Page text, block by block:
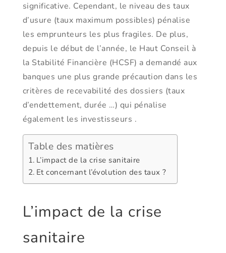
significative. Cependant, le niveau des taux
d’usure (taux maximum possibles) pénalise
les emprunteurs les plus fragiles. De plus,
depuis le début de l’année, le Haut Conseil à
la Stabilité Financière (HCSF) a demandé aux
banques une plus grande précaution dans les
critères de recevabilité des dossiers (taux
d’endettement, durée …) qui pénalise
également les investisseurs .
Table des matières
L’impact de la crise sanitaire
Et concernant l’évolution des taux ?
L’impact de la crise
sanitaire